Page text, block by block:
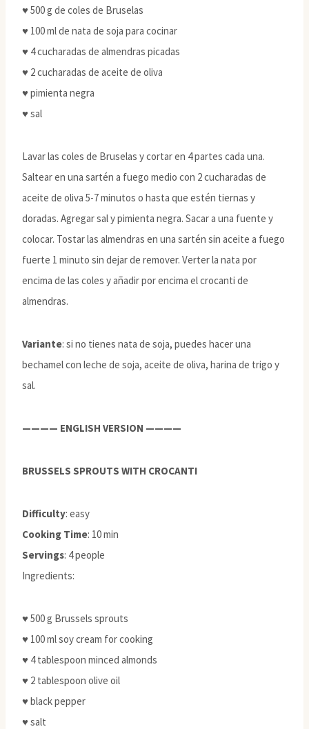
♥ 500 g de coles de Bruselas
♥ 100 ml de nata de soja para cocinar
♥ 4 cucharadas de almendras picadas
♥ 2 cucharadas de aceite de oliva
♥ pimienta negra
♥ sal
Lavar las coles de Bruselas y cortar en 4 partes cada una.
Saltear en una sartén a fuego medio con 2 cucharadas de
aceite de oliva 5-7 minutos o hasta que estén tiernas y
doradas. Agregar sal y pimienta negra. Sacar a una fuente y
colocar. Tostar las almendras en una sartén sin aceite a fuego
fuerte 1 minuto sin dejar de remover. Verter la nata por
encima de las coles y añadir por encima el crocanti de
almendras.
Variante: si no tienes nata de soja, puedes hacer una
bechamel con leche de soja, aceite de oliva, harina de trigo y
sal.
———— ENGLISH VERSION ————
BRUSSELS SPROUTS WITH CROCANTI
Difficulty: easy
Cooking Time: 10 min
Servings: 4 people
Ingredients:
♥ 500 g Brussels sprouts
♥ 100 ml soy cream for cooking
♥ 4 tablespoon minced almonds
♥ 2 tablespoon olive oil
♥ black pepper
♥ salt